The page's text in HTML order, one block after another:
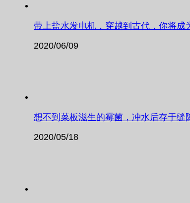
带上盐水发电机，穿越到古代，你将成
2020/06/09
想不到菜板滋生的霉菌，冲水后存于缝
2020/05/18